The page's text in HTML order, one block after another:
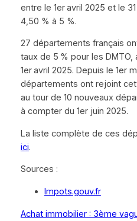
entre le 1er avril 2025 et le
4,50 % à 5 %.
27 départements français
taux de 5 % pour les DMTO,
1er avril 2025. Depuis le 1er
départements ont rejoint
au tour de 10 nouveaux
à compter du 1er juin 2025.
La liste complète de ces
ici.
Sources :
Impots.gouv.fr
Achat immobilier : 3ème